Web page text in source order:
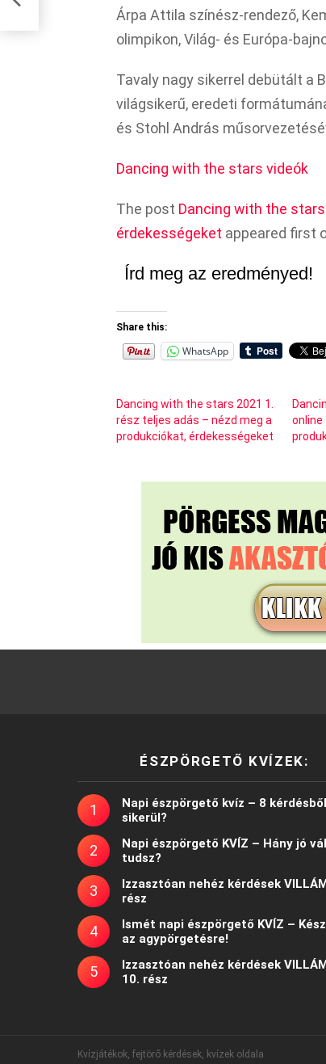
Árpa Attila színész-rendező,
olimpikon, Világ- és Európa-
Tavaly nagy sikerrel debütált a
világsikerű, eredeti
és Stohl András
Dancing with the stars videók
The post Dancing with the
érdekességeket appeared first
Írd meg az eredményed!
Share this:
WhatsApp
Dancing with the stars 2021 1.
rész teljes adás – nézd meg a
produkciókat, érdekességeket
online
ÉSZPÖRGETŐ KVÍZEK:
Napi észpörgető kvíz – 8
sikerül?
Napi észpörgető KVÍZ – Hány jó
tudsz?
Izzasztóan nehéz kérdések
rész
Ismét napi észpörgető KVÍZ –
az agypörgetésre!
Izzasztóan nehéz kérdések
10. rész
Kvízjátékok, fejtörő kérdések, kvízek oldala